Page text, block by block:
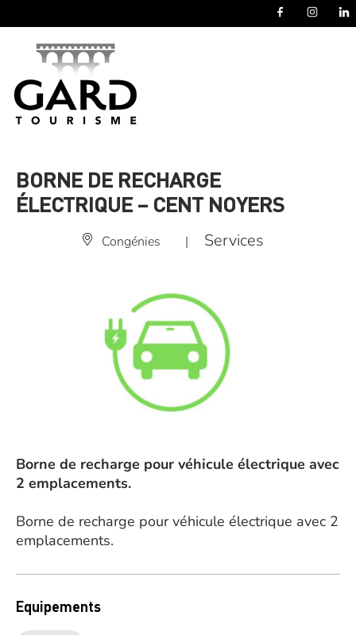
BORNE DE RECHARGE
ÉLECTRIQUE – CENT NOYERS
Congénies | Services
Borne de recharge pour véhicule électrique avec
2 emplacements.
Borne de recharge pour véhicule électrique avec 2
emplacements.
Equipements